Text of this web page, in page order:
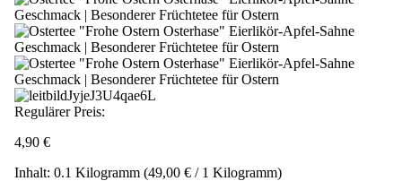
Regulärer Preis:
4,90 €
Inhalt: 0.1 Kilogramm (49,00 € / 1 Kilogramm)